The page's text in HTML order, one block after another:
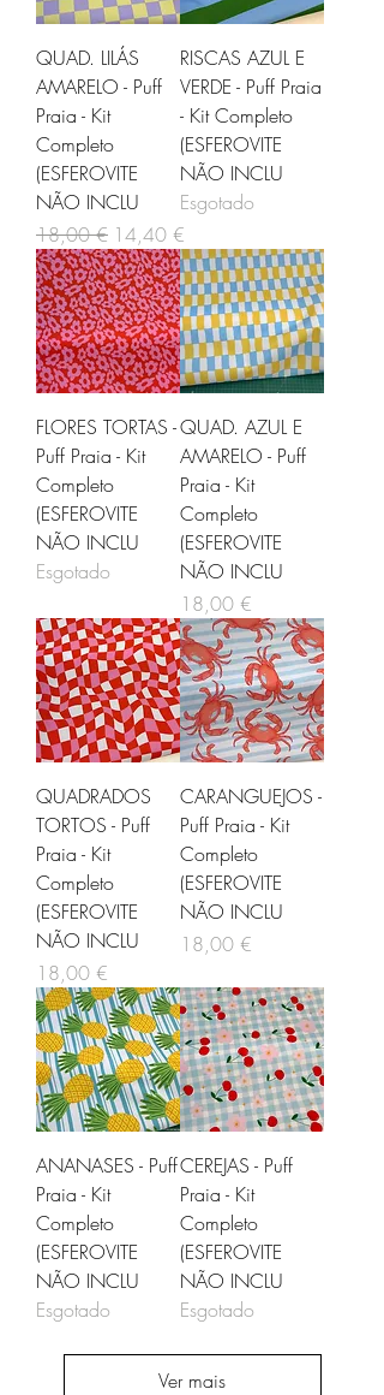
QUAD. LILÁS
AMARELO - Puff
Praia - Kit
Completo
(ESFEROVITE
NÃO INCLU
Preço normal
18,00 € Preço promocional
14,40 €
RISCAS AZUL E
VERDE - Puff Praia
- Kit Completo
(ESFEROVITE
NÃO INCLU
Esgotado
FLORES TORTAS -
Puff Praia - Kit
Completo
(ESFEROVITE
NÃO INCLU
Esgotado
QUAD. AZUL E
AMARELO - Puff
Praia - Kit
Completo
(ESFEROVITE
NÃO INCLU
Preço
18,00 €
QUADRADOS
TORTOS - Puff
Praia - Kit
Completo
(ESFEROVITE
NÃO INCLU
Preço
18,00 €
CARANGUEJOS -
Puff Praia - Kit
Completo
(ESFEROVITE
NÃO INCLU
Preço
18,00 €
ANANASES - Puff
Praia - Kit
Completo
(ESFEROVITE
NÃO INCLU
Esgotado
CEREJAS - Puff
Praia - Kit
Completo
(ESFEROVITE
NÃO INCLU
Esgotado
Ver mais